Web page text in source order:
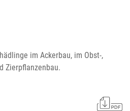
im Ackerbau, im Obst-,
Zierpflanzenbau.